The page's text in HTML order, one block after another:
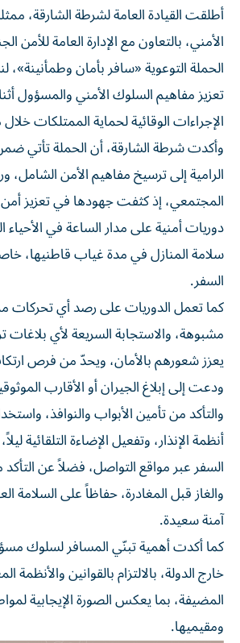
أطلقت القيادة العامة لشرطة الشارقة،
الأمني، بالتعاون مع الإدارة العامة للأمن
الحملة التوعوية «سافر بأمان وطمأنينة»،
تعزيز مفاهيم السلوك الأمني والمسؤول
الإجراءات الوقائية لحماية الممتلكات
وأكدت شرطة الشارقة، أن الحملة تأتي
الرامية إلى ترسيخ مفاهيم الأمن
المجتمعي، إذ كثفت جهودها في تعزيز
دوريات أمنية على مدار الساعة في
سلامة المنازل في مدة غياب قاطنيها،
السفر.
كما تعمل الدوريات على رصد أي تحركات
مشبوهة، والاستجابة السريعة لأي بلاغات
يعزز شعورهم بالأمان، ويحدّ من فرص
ودعت إلى إبلاغ الجيران أو الأقارب
والتأكد من تأمين الأبواب والنوافذ،
أنظمة الإنذار، وتفعيل الإضاءة التلقائية
السفر عبر مواقع التواصل، فضلاً عن التأكد
والغاز قبل المغادرة، حفاظاً على السلامة
آمنة سعيدة.
كما أكدت أهمية تبنّي المسافر لسلوك
خارج الدولة، بالالتزام بالقوانين
المضيفة، بما يعكس الصورة الإيجابية
ومقيميها.